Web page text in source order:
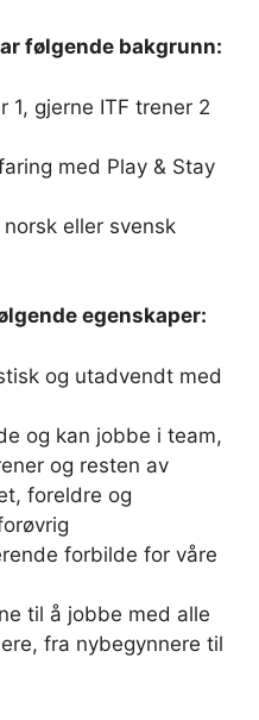
følgende bakgrunn:
1, gjerne ITF trener 2
med Play & Stay
eller svensk
egenskaper:
og utadvendt med
og kan jobbe i team,
og resten av
foreldre og
forbilde for våre
til å jobbe med alle
fra nybegynnere til